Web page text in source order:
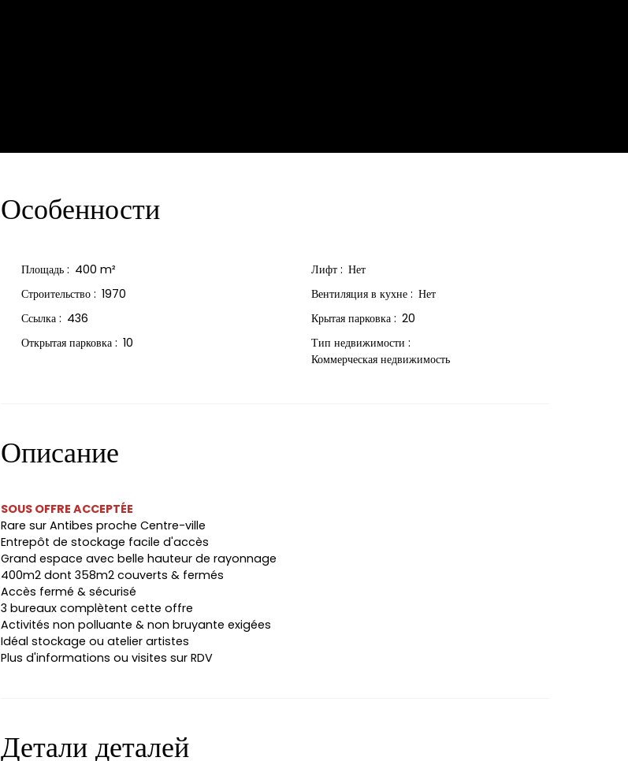
Особенности
Площадь : 400 m² Лифт : Нет
Строительство : 1970 Вентиляция в кухне : Нет
Ссылка : 436 Крытая парковка : 20
Открытая парковка : 10 Тип недвижимости :
Коммерческая недвижимость
Описание
SOUS OFFRE ACCEPTÉE
Rare sur Antibes proche Centre-ville
Entrepôt de stockage facile d'accès
Grand espace avec belle hauteur de rayonnage
400m2 dont 358m2 couverts & fermés
Accès fermé & sécurisé
3 bureaux complètent cette offre
Activités non polluante & non bruyante exigées
Idéal stockage ou atelier artistes
Plus d'informations ou visites sur RDV
Детали деталей